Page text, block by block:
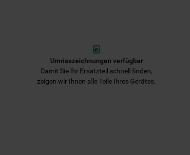
Umrisszeichnungen verfügbar
Damit Sie Ihr Ersatzteil schnell finden,
zeigen wir Ihnen alle Teile Ihres Gerätes.